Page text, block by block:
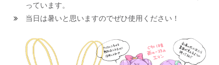
っています。
当日は暑いと思いますのでぜひ使用ください！